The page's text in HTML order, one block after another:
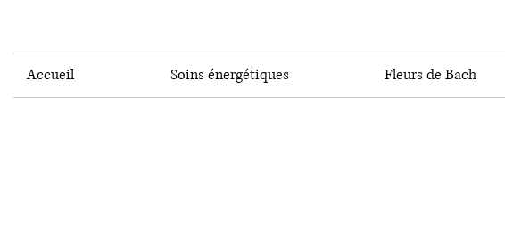
Accueil Soins énergétiques Fleurs de Bach